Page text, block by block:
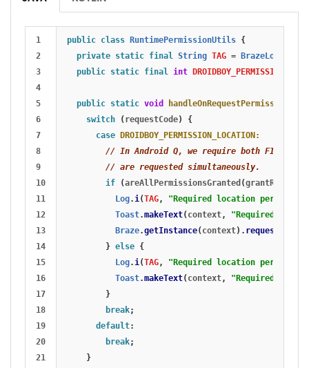
1
2
3
4
5
6
7
8
9
10
11
12
13
14
15
16
17
18
19
20
21
public class RuntimePermissionUtils {
private static final String TAG = BrazeLogger
public static final int
public static void
switch
( requestCode)
{
case
DROIDBOY_PERMISSION_LOCATION:
// In Android Q, we require both FINE and
// are requested simultaneously.
if
(areAllPermissionsGranted (grantResults
Log.i(TAG,
"Required location
Toast.makeText( context,
"Required
Braze.getInstance( context).
} else {
Log.i(TAG,
"Required location
Toast.makeText( context,
"Required
}
break;
default:
break;
}